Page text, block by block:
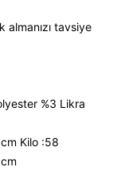
almanızı tavsiye
%3 Likra
Kilo :58